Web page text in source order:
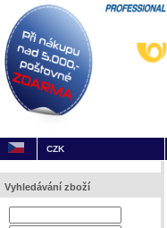
CZK
Vyhledávání zboží